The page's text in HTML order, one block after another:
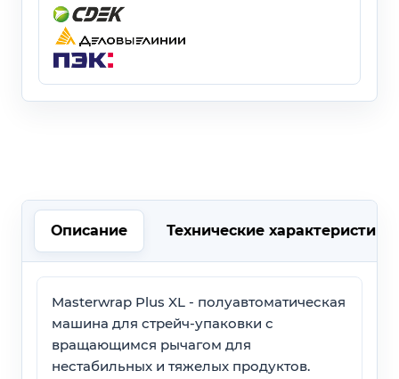
Описание Технические характеристики
Masterwrap Plus XL - полуавтоматическая
машина для стрейч-упаковки с
вращающимся рычагом для
нестабильных и тяжелых продуктов.